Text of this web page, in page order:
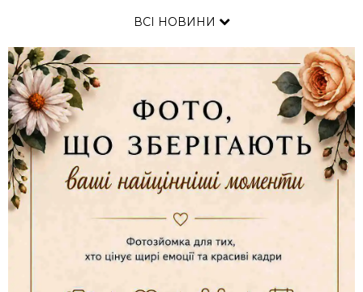
ВСІ НОВИНИ